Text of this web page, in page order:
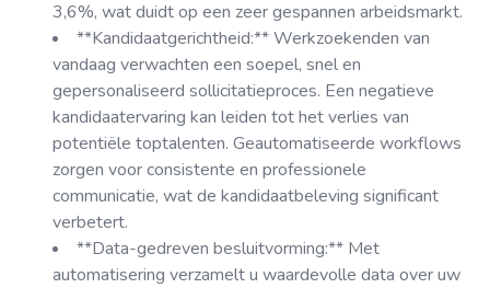
3,6%, wat duidt op een zeer gespannen arbeidsmarkt.
**Kandidaatgerichtheid:** Werkzoekenden van
vandaag verwachten een soepel, snel en
gepersonaliseerd sollicitatieproces. Een negatieve
kandidaatervaring kan leiden tot het verlies van
potentiële toptalenten. Geautomatiseerde workflows
zorgen voor consistente en professionele
communicatie, wat de kandidaatbeleving significant
verbetert.
**Data-gedreven besluitvorming:** Met
automatisering verzamelt u waardevolle data over uw